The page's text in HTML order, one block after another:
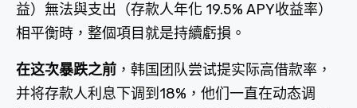
益）無法與支出（存款人年化 19.5% APY收益率）
相平衡時，整個項目就是持續虧損。
在这次暴跌之前 ，韩国团队尝试提实际高借款率，
并将存款人利息下调到18%，他们一直在动态调